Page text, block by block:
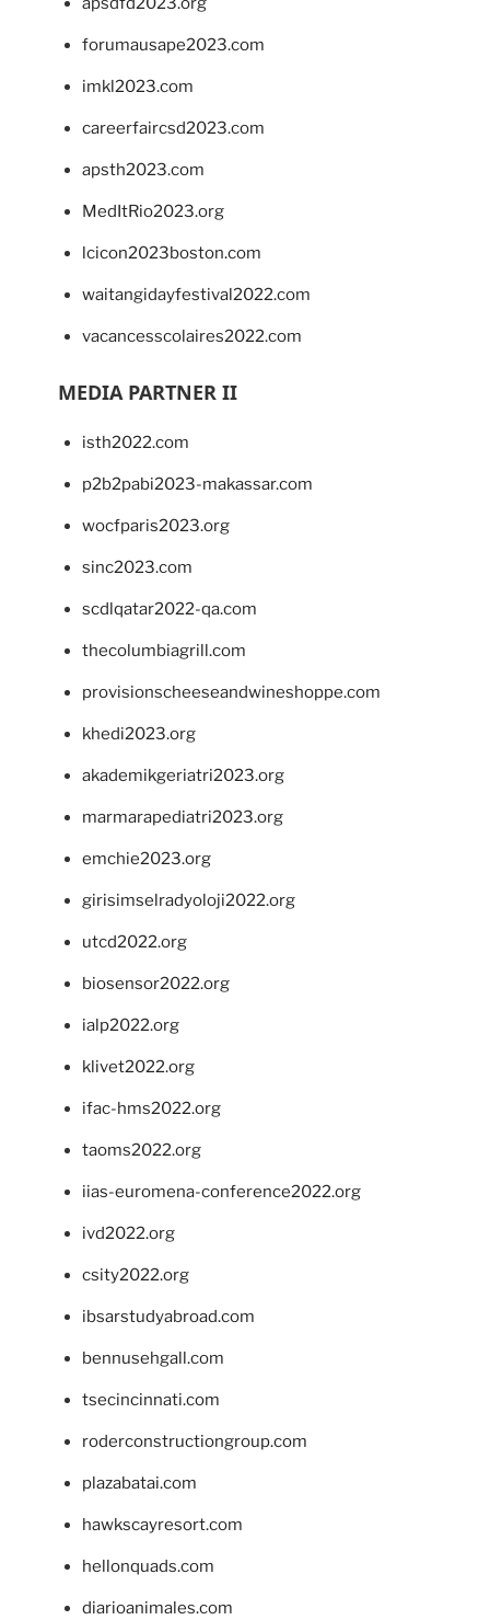
forumausape2023.com
imkl2023.com
careerfaircsd2023.com
apsth2023.com
MedItRio2023.org
lcicon2023boston.com
waitangidayfestival2022.com
vacancesscolaires2022.com
MEDIA PARTNER II
isth2022.com
p2b2pabi2023-makassar.com
wocfparis2023.org
sinc2023.com
scdlqatar2022-qa.com
thecolumbiagrill.com
provisionscheeseandwineshoppe.com
khedi2023.org
akademikgeriatri2023.org
marmarapediatri2023.org
emchie2023.org
girisimselradyoloji2022.org
utcd2022.org
biosensor2022.org
ialp2022.org
klivet2022.org
ifac-hms2022.org
taoms2022.org
iias-euromena-conference2022.org
ivd2022.org
csity2022.org
ibsarstudyabroad.com
bennusehgall.com
tsecincinnati.com
roderconstructiongroup.com
plazabatai.com
hawkscayresort.com
hellonquads.com
diarioanimales.com